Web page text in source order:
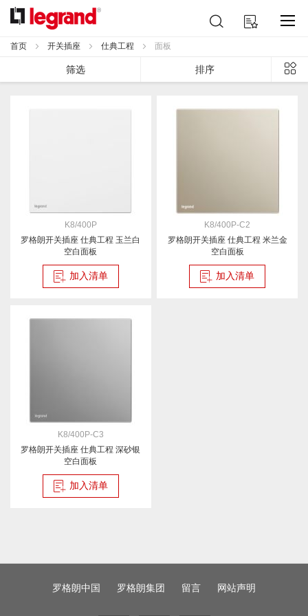
跳
到
容
我的购物车
索
首页 开关插座 仕典工程 面板
筛选 排序
K8/400P
罗格朗开关插座 仕典工程 玉兰白
空白面板
加入清单
K8/400P-C2
罗格朗开关插座 仕典工程 米兰金
空白面板
加入清单
K8/400P-C3
罗格朗开关插座 仕典工程 深砂银
空白面板
加入清单
罗格朗中国 罗格朗集团 留言 网站声明